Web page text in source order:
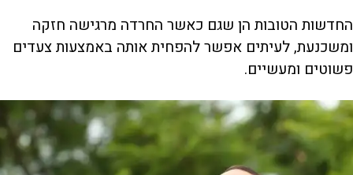
החדשות הטובות הן שגם כאשר החרדה מרגישה חזקה
ומשכנעת, לעיתים אפשר להפחית אותה באמצעות צעדים
פשוטים ומעשיים.